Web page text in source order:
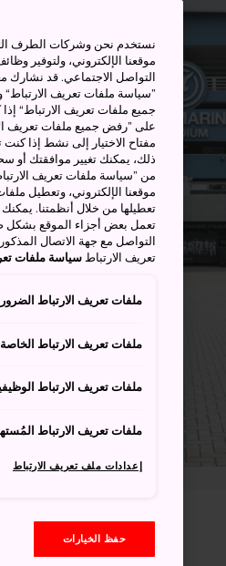
نستخدم نحن وشركات الطرف
موقعنا الإلكتروني، ولتوفير
التواصل الاجتماعي. قد نشارك
”سياسة ملفات تعريف
جميع ملفات تعريف الارتباط“
على ”رفض جميع ملفات تعريف
مفتاح الاختيار إلى نشط إذا
من ”سياسة ملفات تعريف
موقعنا الإلكتروني، وتعطيل
تعطيلها من خلال أنظمتنا.
تعمل بعض أجزاء الموقع بشكل
التواصل مع جهة الاتصال
تعريف الارتباط سياسة ملفات
ملفات تعريف الارتباط
ملفات تعريف الارتباط الخاصة
ملفات تعريف الارتباط
ملفات تعريف الارتباط
إعدادات ملف تعريف الارتباط
حفظ الخيارات